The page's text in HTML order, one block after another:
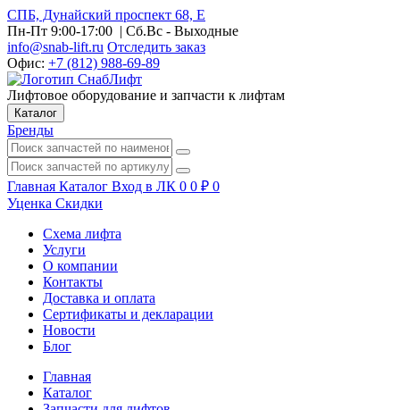
СПБ, Дунайский проспект 68, Е
Пн-Пт 9:00-17:00 | Сб.Вс - Выходные
info@snab-lift.ru Отследить заказ
Офис: +7 (812) 988-69-89
Лифтовое оборудование и запчасти к лифтам
Каталог
Бренды
Главная Каталог Вход в ЛК 0 0 ₽ 0
Уценка Скидки
Схема лифта
Услуги
О компании
Контакты
Доставка и оплата
Сертификаты и декларации
Новости
Блог
Главная
Каталог